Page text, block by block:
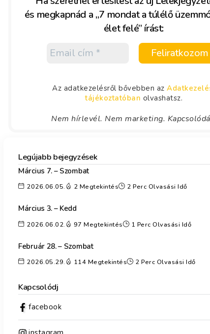
és megkapnád a „7 mondat a túlélő
élet felé” írást:
Az adatkezelésről bővebben az
tájékoztatóban olvashatsz.
Nem hírlevél. Nem marketing.
Legújabb bejegyzések
Március 7. – Szombat
2026.06.05. 2 Megtekintés 2 Perc Olvasási Idő
Március 3. – Kedd
2026.06.02. 97 Megtekintés 1 Perc Olvasási Idő
Február 28. – Szombat
2026.05.29. 114 Megtekintés 2 Perc Olvasási Idő
Kapcsolódj
facebook